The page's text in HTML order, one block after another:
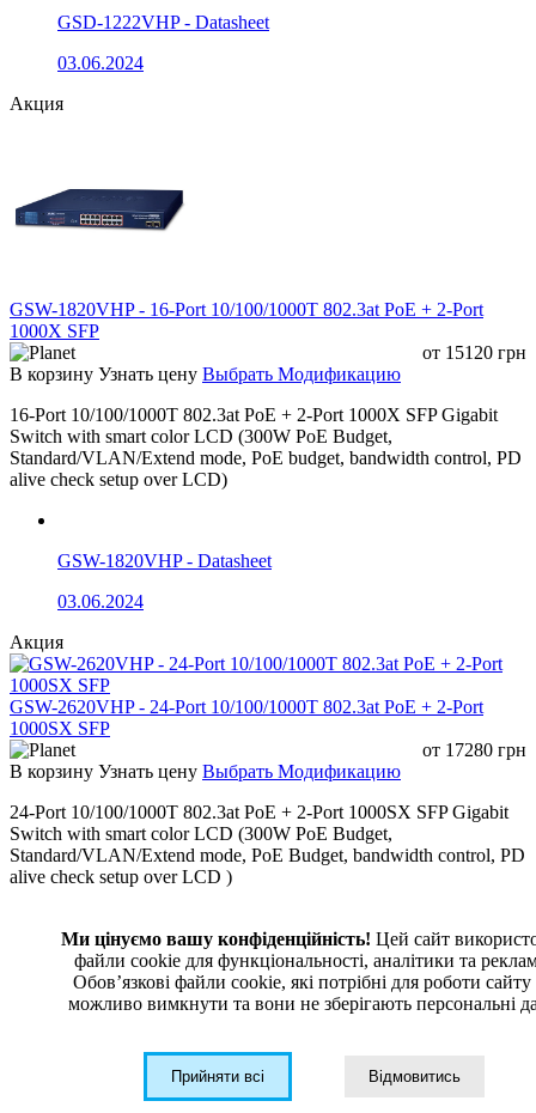
Кольцевые
сетевые протоколы
IGMP snooping Поддерживается IGMP snooping
Функции безопасности
Списки контроля
Стандартный IP ACL
IPv6 ACL
QoS
Поддерживаются классы QoS и
перемаркировка
Поддерживается планирование
Strict Priority и Weighted Round
Ограничение скорости на входе на
Ограничение скорости на выходе на
основе порта
Поддерживается QoS на основе
Контроль доступа к порту
GSD-1222VHP - Datasheet
03.06.2024
Акция
GSW-1820VHP - 16-Port 10/100/1000T 802.3at PoE + 2-Port
1000X SFP
от 15120 грн
В корзину Узнать цену Выбрать Модификацию
16-Port 10/100/1000T 802.3at PoE + 2-Port 1000X SFP Gigabit
Switch with smart color LCD (300W PoE Budget,
Standard/VLAN/Extend mode, PoE budget, bandwidth control, PD
alive check setup over LCD)
GSW-1820VHP - Datasheet
03.06.2024
Акция
GSW-2620VHP - 24-Port 10/100/1000T 802.3at PoE + 2-Port
1000SX SFP
от 17280 грн
В корзину Узнать цену Выбрать Модификацию
24-Port 10/100/1000T 802.3at PoE + 2-Port 1000SX SFP Gigabit
Switch with smart color LCD (300W PoE Budget,
Standard/VLAN/Extend mode, PoE Budget, bandwidth control, PD
alive check setup over LCD )
GSW-2620VHP - Datasheet
03.06.2024
Ми цінуємо вашу конфіденційність! Цей сайт
файли cookie для функціональності, аналітики та
Обовʼязкові файли cookie, які потрібні для роботи сайту
можливо вимкнути та вони не зберігають персональні
Прийняти всі Відмовитись